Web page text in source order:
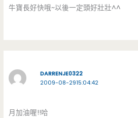
牛寶長好快哦~以後一定頭好壯壯^^
DARRENJE0322
2009-08-2915:04:42
月加油喔!!哈